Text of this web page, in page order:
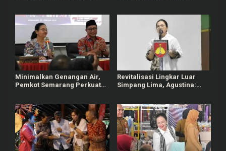
Minimalkan Genangan Air,
Pemkot Semarang Perkuat
Revitalisasi Lingkar Luar
Simpang Lima, Agustina: